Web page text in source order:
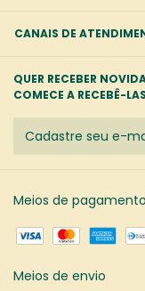
CANAIS DE
QUER RECEBER
COMECE A RECEBÊ-
Meios de pagamento
Meios de envio